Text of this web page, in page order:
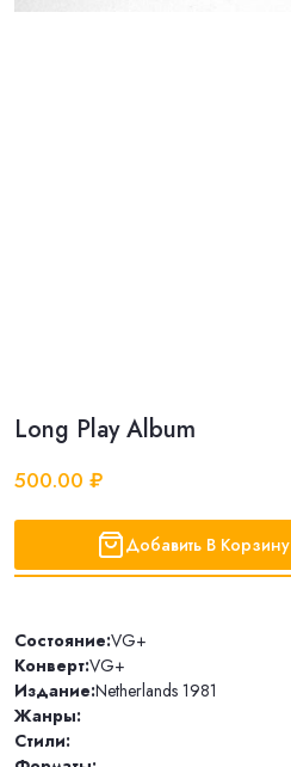
Long Play Album
500.00 ₽
Добавить В Корзину
Состояние:VG+
Конверт:VG+
Издание:Netherlands 1981
Жанры:
Стили: